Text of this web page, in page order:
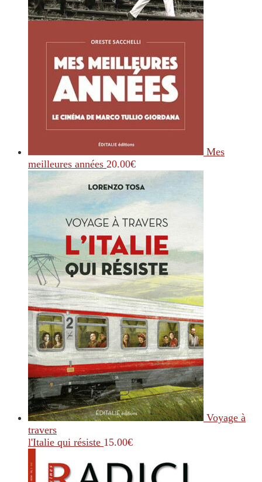
Mes
meilleures années 20.00€
Voyage à
travers
l'Italie qui résiste 15.00€